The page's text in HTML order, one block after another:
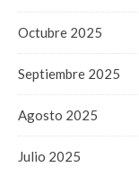
Octubre 2025
Septiembre 2025
Agosto 2025
Julio 2025